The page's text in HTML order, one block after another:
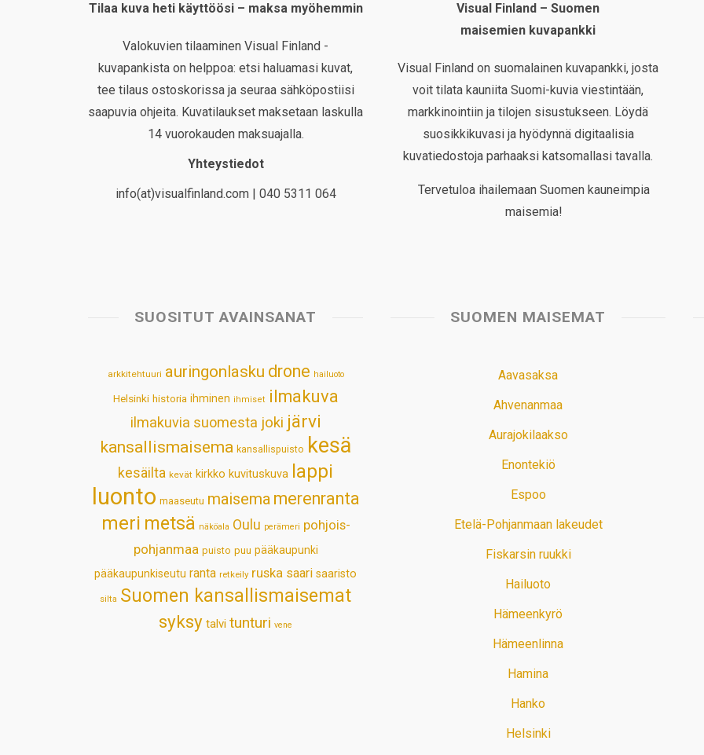
Tilaa kuva heti käyttöösi – maksa myöhemmin
Valokuvien tilaaminen Visual Finland -
kuvapankista on helppoa: etsi haluamasi kuvat,
tee tilaus ostoskorissa ja seuraa sähköpostiisi
saapuvia ohjeita. Kuvatilaukset maksetaan laskulla
14 vuorokauden maksuajalla.
Yhteystiedot
info(at)visualfinland.com | 040 5311 064
Visual Finland – Suomen
maisemien kuvapankki
Visual Finland on suomalainen kuvapankki, josta
voit tilata kauniita Suomi-kuvia viestintään,
markkinointiin ja tilojen sisustukseen. Löydä
suosikkikuvasi ja hyödynnä digitaalisia
kuvatiedostoja parhaaksi katsomallasi tavalla.
Tervetuloa ihailemaan Suomen kauneimpia
maisemia!
SUOSITUT AVAINSANAT
arkkitehtuuri auringonlasku drone hailuoto
Helsinki historia ihminen ihmiset ilmakuva
ilmakuvia suomesta joki järvi
kansallismaisema kansallispuisto kesä
kesäilta kevät kirkko kuvituskuva lappi
luonto maaseutu maisema merenranta
meri metsä näköala Oulu perämeri pohjois-
pohjanmaa puisto puu pääkaupunki
pääkaupunkiseutu ranta retkeily ruska saari saaristo
silta Suomen kansallismaisemat
syksy talvi tunturi vene
SUOMEN MAISEMAT
Aavasaksa
Ahvenanmaa
Aurajokilaakso
Enontekiö
Espoo
Etelä-Pohjanmaan lakeudet
Fiskarsin ruukki
Hailuoto
Hämeenkyrö
Hämeenlinna
Hamina
Hanko
Helsinki